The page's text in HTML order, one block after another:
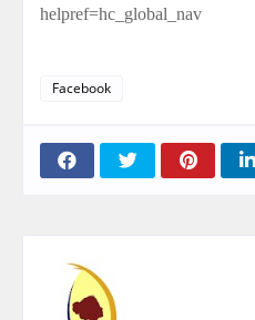
helpref=hc_global_nav
Facebook